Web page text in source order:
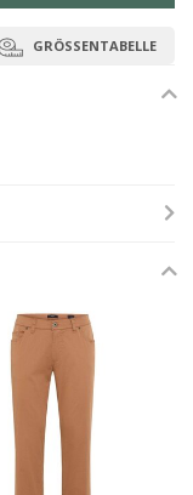
GRÖSSENTABELLE